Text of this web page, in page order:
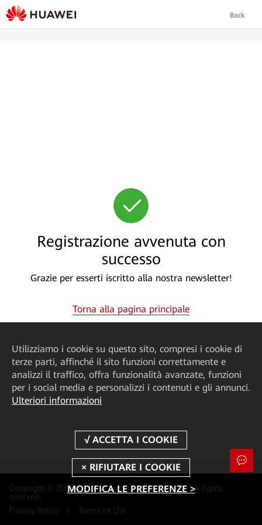
Back
Registrazione avvenuta con
successo
Grazie per esserti iscritto alla nostra newsletter!
Torna alla pagina principale
Copyright © 2025 Huawei Technologies Co., Ltd. All rights
reserved.
Privacy Policy
Terms of Use
Utilizziamo i cookie su questo sito, compresi i cookie di
terze parti, affinché il sito funzioni correttamente e
analizzi il traffico, offra funzionalità avanzate, funzioni
per i social media e personalizzi i contenuti e gli annunci.
Ulteriori informazioni
MODIFICA LE PREFERENZE >